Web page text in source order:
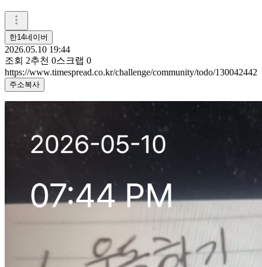
한14네이버
2026.05.10 19:44
조회 2추천 0스크랩 0
https://www.timespread.co.kr/challenge/community/todo/130042442
주소복사